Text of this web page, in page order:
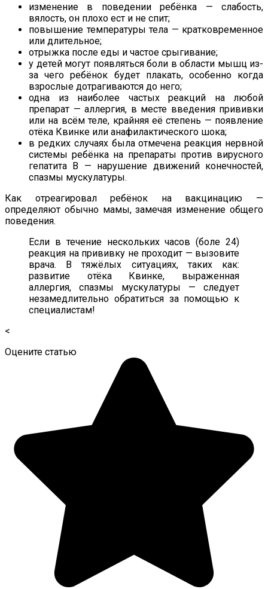
изменение в поведении ребёнка — слабость,
вялость, он плохо ест и не спит;
повышение температуры тела — кратковременное
или длительное;
отрыжка после еды и частое срыгивание;
у детей могут появляться боли в области мышц из-
за чего ребёнок будет плакать, особенно когда
взрослые дотрагиваются до него;
одна из наиболее частых реакций на любой
препарат — аллергия, в месте введения прививки
или на всём теле, крайняя её степень — появление
отёка Квинке или анафилактического шока;
в редких случаях была отмечена реакция нервной
системы ребёнка на препараты против вирусного
гепатита B — нарушение движений конечностей,
спазмы мускулатуры.
Как отреагировал ребёнок на вакцинацию —
определяют обычно мамы, замечая изменение общего
поведения.
Если в течение нескольких часов (боле 24)
реакция на прививку не проходит — вызовите
врача. В тяжёлых ситуациях, таких как:
развитие отёка Квинке, выраженная
аллергия, спазмы мускулатуры — следует
незамедлительно обратиться за помощью к
специалистам!
<
Оцените статью